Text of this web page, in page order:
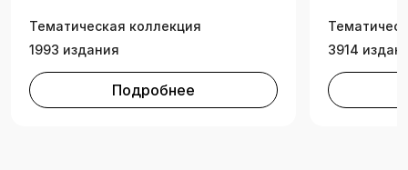
Тематическая коллекция
1993 издания
Подробнее
3914